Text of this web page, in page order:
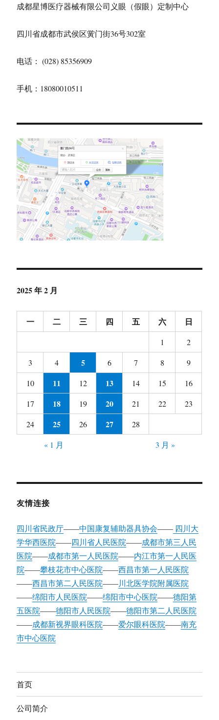
成都星博医疗器械有限公司义眼（假眼）定制中心
四川省成都市武侯区黉门街36号302室
电话： (028) 85356909
手机：18080010511
2025 年 2 月
一 二 三 四 五 六 日
1
2
3
4 5 6 7 8
9
10
11 12 13 14 15
16
17
18 19 20 21 22
23
24
25 26 27
28
« 1 月
3 月 »
友情连接
四川省民政厅——中国康复辅助器具协会—— 四川大
学华西医院——四川省人民医院——成都市第三人民
医院——成都市第一人民医院——内江市第一人民医
院——攀枝花市中心医院——西昌市第一人民医院
——西昌市第二人民医院——川北医学院附属医院
——绵阳市人民医院——绵阳市中心医院——德阳第
五医院——德阳市人民医院——德阳市第二人民医院
——成都新视界眼科医院——爱尔眼科医院——南充
市中心医院
首页
公司简介